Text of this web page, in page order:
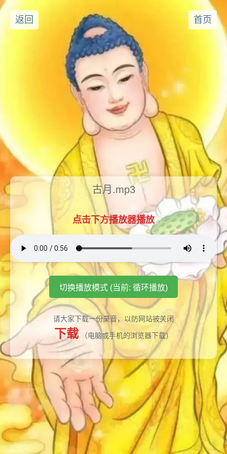
返回 首页
古月.mp3
点击下方播放器播放
切换播放模式 (当前: 循环播放)
请大家下载一份录音，以防网站被关闭
下载 （电脑或手机的浏览器下载）